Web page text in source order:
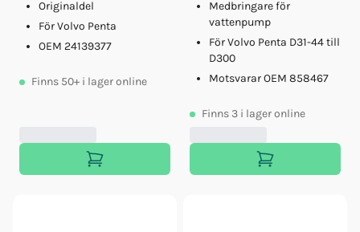
Originaldel
För Volvo Penta
OEM 24139377
Finns 50+ i lager online
Medbringare för
vattenpump
För Volvo Penta D31-44 till
D300
Motsvarar OEM 858467
Finns 3 i lager online